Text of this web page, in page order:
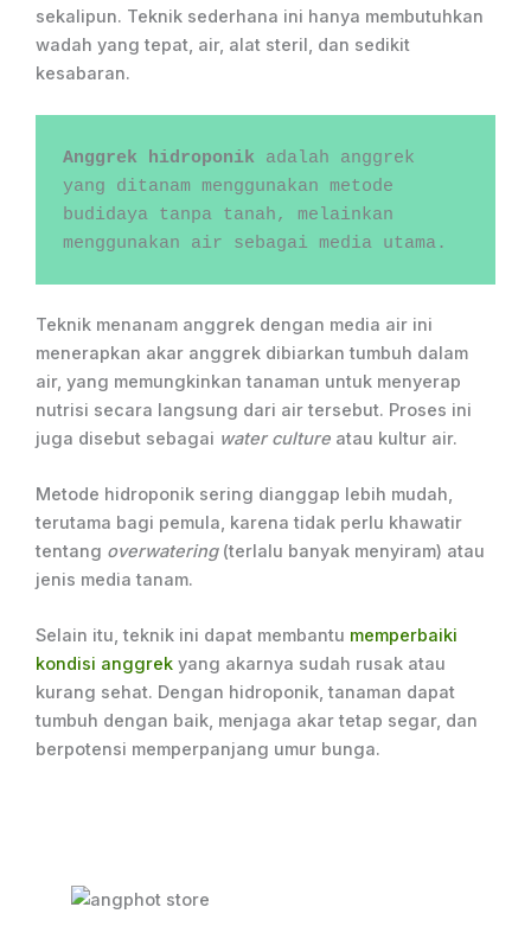
sekalipun. Teknik sederhana ini hanya membutuhkan
wadah yang tepat, air, alat steril, dan sedikit
kesabaran.
Anggrek hidroponik adalah anggrek
yang ditanam menggunakan metode
budidaya tanpa tanah, melainkan
menggunakan air sebagai media utama.
Teknik menanam anggrek dengan media air ini
menerapkan akar anggrek dibiarkan tumbuh dalam
air, yang memungkinkan tanaman untuk menyerap
nutrisi secara langsung dari air tersebut. Proses ini
juga disebut sebagai water culture atau kultur air.
Metode hidroponik sering dianggap lebih mudah,
terutama bagi pemula, karena tidak perlu khawatir
tentang overwatering(terlalu banyak menyiram) atau
jenis media tanam.
Selain itu, teknik ini dapat membantu memperbaiki
kondisi anggrek yang akarnya sudah rusak atau
kurang sehat. Dengan hidroponik, tanaman dapat
tumbuh dengan baik, menjaga akar tetap segar, dan
berpotensi memperpanjang umur bunga.